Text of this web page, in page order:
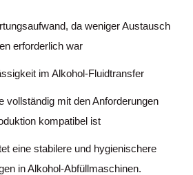
da weniger Austausch
erforderlich war
im Alkohol-Fluidtransfer
vollständig mit den Anforderungen
kompatibel ist
eine stabilere und hygienischere
in Alkohol-Abfüllmaschinen.